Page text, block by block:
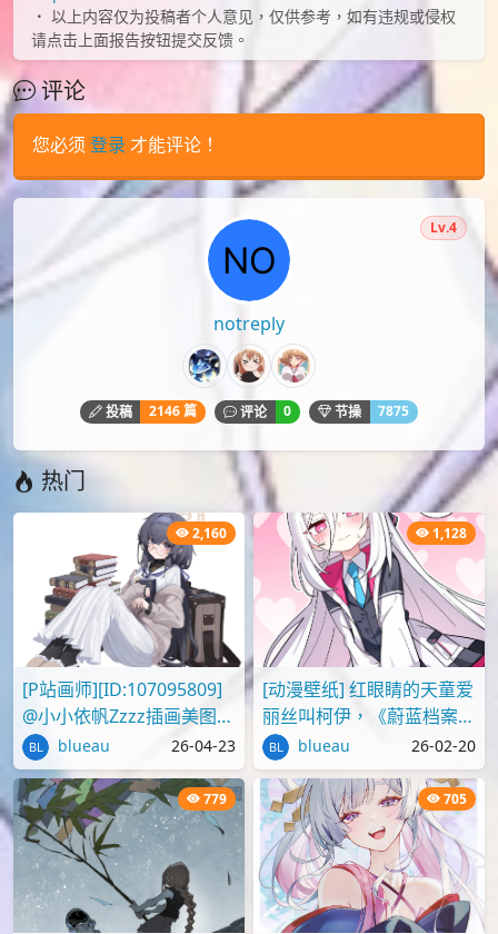
id=124929260
id=124301561
下载
pixiv P站画师 原创 森神
本文由爱弹幕会员notreply投稿，转载请注明来源：
https://idanmu.net/026716/
以上内容仅为投稿者个人意见，仅供参考，如有违规或侵权
请点击上面报告按钮提交反馈。
评论
您必须登录 才能评论！